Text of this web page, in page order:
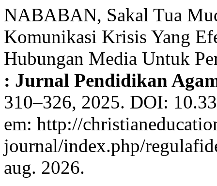
NABABAN, Sakal Tua
Komunikasi Krisis Yang
Hubungan Media Untuk
: Jurnal Pendidikan
310–326, 2025. DOI:
em: http://
journal/index.php/
aug. 2026.